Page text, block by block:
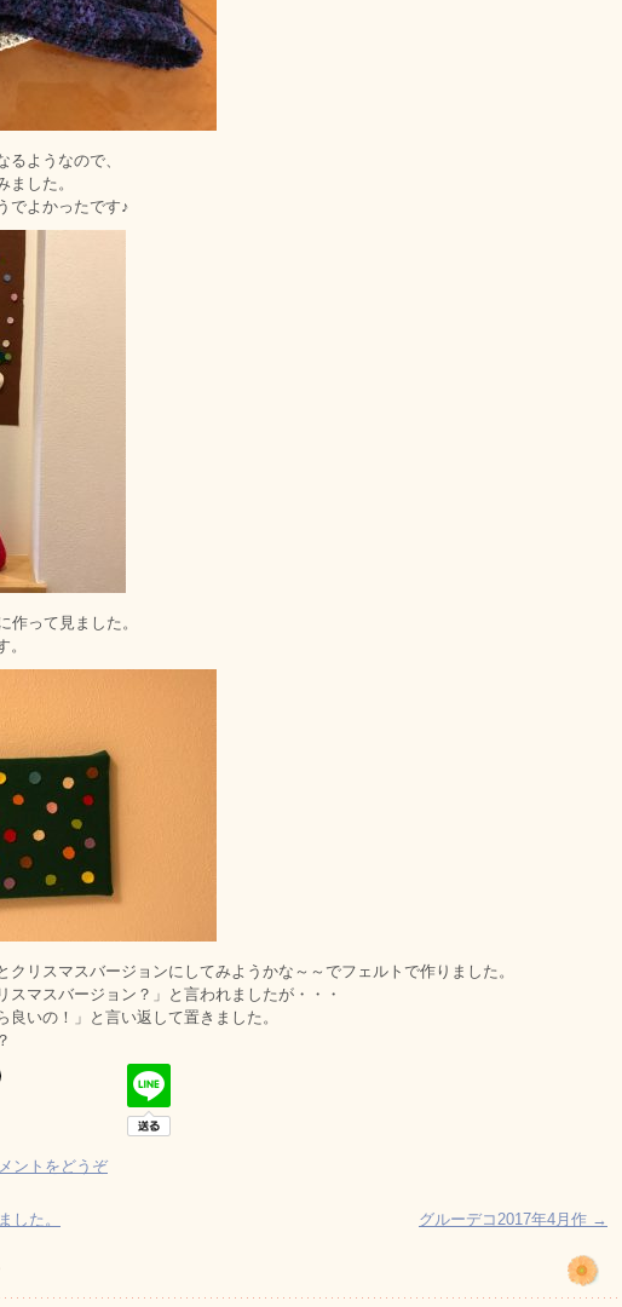
るようなので、
ました。
でよかったです♪
作って見ました。
クリスマスバージョンにしてみようかな～～でフェルトで作りました。
スマスバージョン？」と言われましたが・・・
良いの！」と言い返して置きました。
ントをどうぞ
した。 グルーデコ2017年4月作 →